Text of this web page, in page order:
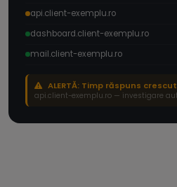
api.client-exemplu.ro
dashboard.client-exemplu.ro
mail.client-exemplu.ro
ALERTĂ: Timp răspuns crescut
api.client-exemplu.ro — investigare